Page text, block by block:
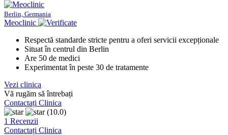
Berlin, Germania
Meoclinic
Respectă standarde stricte pentru a oferi servicii excepționale
Situat în centrul din Berlin
Are 50 de medici
Experimentat în peste 30 de tratamente
Vezi clinica
Vă rugăm să întrebați
Contactați Clinica
(10.0)
1 Recenzii
Contactați Clinica